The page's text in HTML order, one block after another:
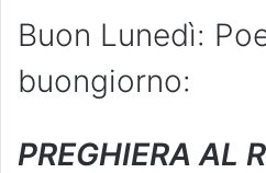
Buon Lunedì:
buongiorno:
PREGHIERA AL